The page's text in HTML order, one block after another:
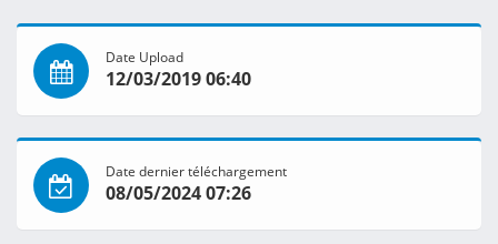
Date Upload
12/03/2019 06:40
Date dernier téléchargement
08/05/2024 07:26